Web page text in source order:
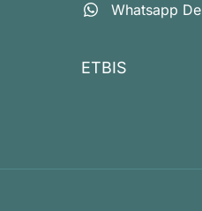
Whatsapp
ETBIS